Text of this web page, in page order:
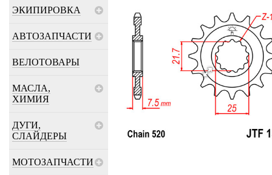
ЭКИПИРОВКА
АВТОЗАПЧАСТИ
ВЕЛОТОВАРЫ
МАСЛА,
ХИМИЯ
ДУГИ,
СЛАЙДЕРЫ
МОТОЗАПЧАСТИ